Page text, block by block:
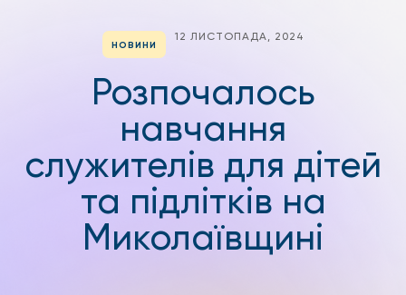
НОВИНИ
12 ЛИСТОПАДА, 2024
Розпочалось
навчання
служителів для дітей
та підлітків на
Миколаївщині